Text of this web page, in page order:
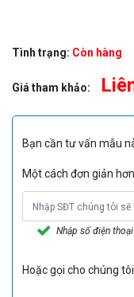
Tình trạng: Còn hàng
Giá tham khảo:
Bạn cần tư vấn mẫu
Một cách đơn giản
Nhập số điện
Hoặc gọi cho chúng tôi